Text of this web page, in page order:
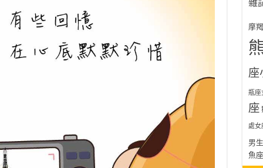
雜
摩
座
瓶座
座
處女
男生
魚